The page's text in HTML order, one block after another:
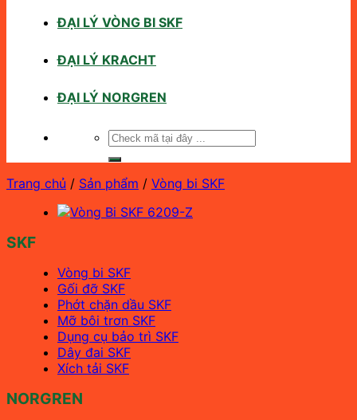
ĐẠI LÝ VÒNG BI SKF
ĐẠI LÝ KRACHT
ĐẠI LÝ NORGREN
Tìm
Trang chủ / Sản phẩm / Vòng bi SKF
SKF
Vòng bi SKF
Gối đỡ SKF
Phớt chặn dầu SKF
Mỡ bôi trơn SKF
Dụng cụ bảo trì SKF
Dây đai SKF
Xích tải SKF
NORGREN